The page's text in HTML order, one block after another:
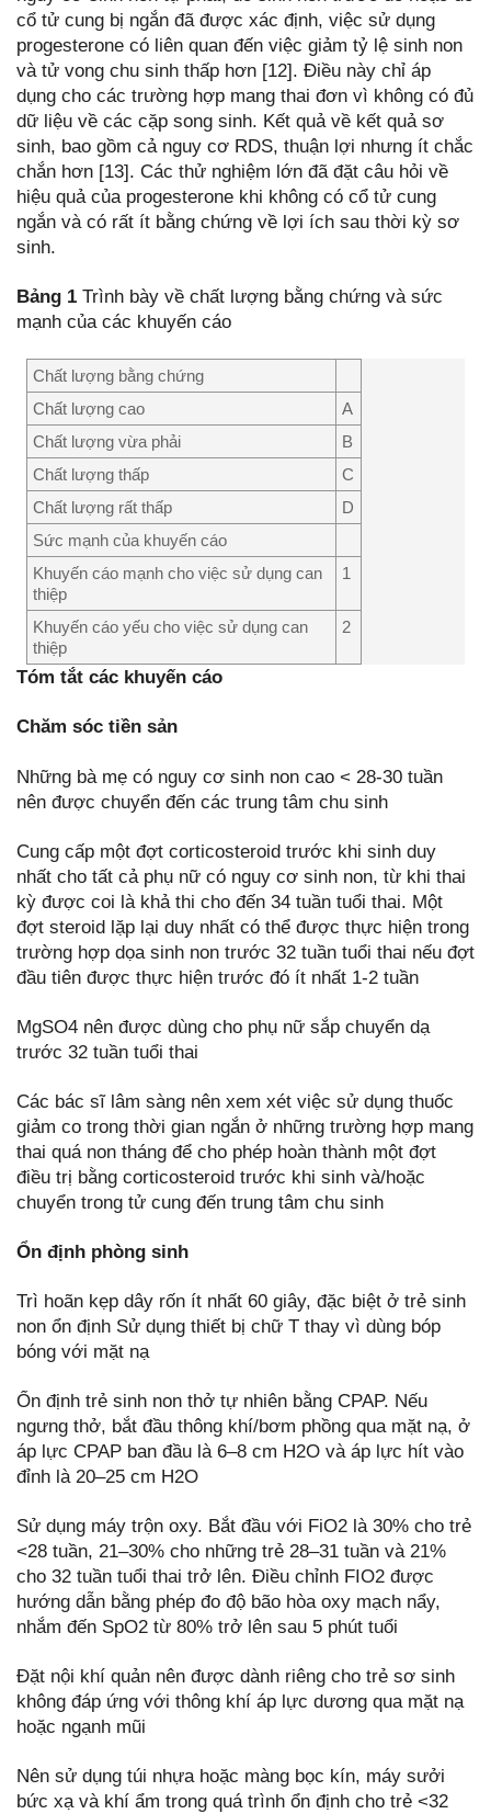
cổ tử cung bị ngắn đã được xác định, việc sử dụng
progesterone có liên quan đến việc giảm tỷ lệ sinh non
và tử vong chu sinh thấp hơn [12]. Điều này chỉ áp
dụng cho các trường hợp mang thai đơn vì không có đủ
dữ liệu về các cặp song sinh. Kết quả về kết quả sơ
sinh, bao gồm cả nguy cơ RDS, thuận lợi nhưng ít chắc
chắn hơn [13]. Các thử nghiệm lớn đã đặt câu hỏi về
hiệu quả của progesterone khi không có cổ tử cung
ngắn và có rất ít bằng chứng về lợi ích sau thời kỳ sơ
sinh.
Bảng 1 Trình bày về chất lượng bằng chứng và sức
mạnh của các khuyến cáo
Chất lượng bằng chứng
Chất lượng cao
A
Chất lượng vừa phải
B
Chất lượng thấp
C
Chất lượng rất thấp
D
Sức mạnh của khuyến cáo
Khuyến cáo mạnh cho việc sử dụng can
thiệp
1
Khuyến cáo yếu cho việc sử dụng can
thiệp
2
Tóm tắt các khuyến cáo
Chăm sóc tiền sản
Những bà mẹ có nguy cơ sinh non cao < 28-30 tuần
nên được chuyển đến các trung tâm chu sinh
Cung cấp một đợt corticosteroid trước khi sinh duy
nhất cho tất cả phụ nữ có nguy cơ sinh non, từ khi thai
kỳ được coi là khả thi cho đến 34 tuần tuổi thai. Một
đợt steroid lặp lại duy nhất có thể được thực hiện trong
trường hợp dọa sinh non trước 32 tuần tuổi thai nếu đợt
đầu tiên được thực hiện trước đó ít nhất 1-2 tuần
MgSO4 nên được dùng cho phụ nữ sắp chuyển dạ
trước 32 tuần tuổi thai
Các bác sĩ lâm sàng nên xem xét việc sử dụng thuốc
giảm co trong thời gian ngắn ở những trường hợp mang
thai quá non tháng để cho phép hoàn thành một đợt
điều trị bằng corticosteroid trước khi sinh và/hoặc
chuyển trong tử cung đến trung tâm chu sinh
Ổn định phòng sinh
Trì hoãn kẹp dây rốn ít nhất 60 giây, đặc biệt ở trẻ sinh
non ổn định Sử dụng thiết bị chữ T thay vì dùng bóp
bóng với mặt nạ
Ổn định trẻ sinh non thở tự nhiên bằng CPAP. Nếu
ngưng thở, bắt đầu thông khí/bơm phồng qua mặt nạ, ở
áp lực CPAP ban đầu là 6–8 cm H2O và áp lực hít vào
đỉnh là 20–25 cm H2O
Sử dụng máy trộn oxy. Bắt đầu với FiO2 là 30% cho trẻ
<28 tuần, 21–30% cho những trẻ 28–31 tuần và 21%
cho 32 tuần tuổi thai trở lên. Điều chỉnh FIO2 được
hướng dẫn bằng phép đo độ bão hòa oxy mạch nẩy,
nhắm đến SpO2 từ 80% trở lên sau 5 phút tuổi
Đặt nội khí quản nên được dành riêng cho trẻ sơ sinh
không đáp ứng với thông khí áp lực dương qua mặt nạ
hoặc ngạnh mũi
Nên sử dụng túi nhựa hoặc màng bọc kín, máy sưởi
bức xạ và khí ẩm trong quá trình ổn định cho trẻ <32